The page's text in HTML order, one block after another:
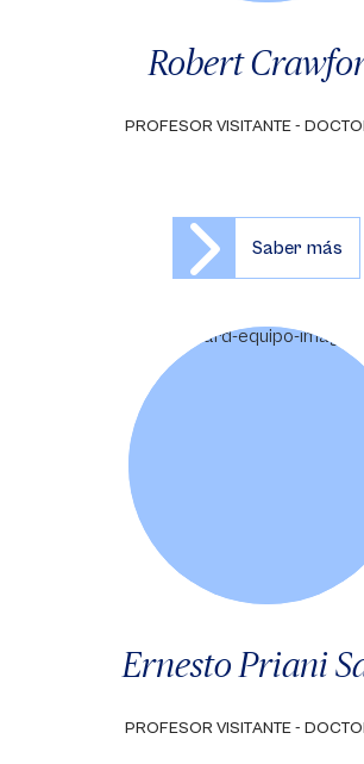
Robert
PROFESOR VISITANTE -
Saber más
Ernesto Priani
PROFESOR VISITANTE -